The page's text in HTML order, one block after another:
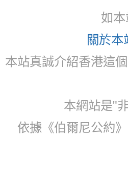
如
關於本
本站真誠介紹香港這
本網站是"
依據《伯爾尼公約